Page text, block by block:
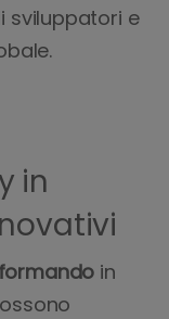
sviluppatori e
in
in